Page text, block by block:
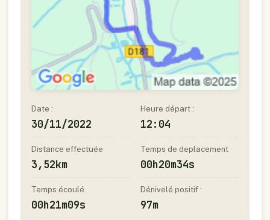
Date :
30/11/2022
Heure départ :
12:04
Distance effectuée
3,52km
Temps de deplacement
00h20m34s
Temps écoulé
00h21m09s
Dénivelé positif :
97m